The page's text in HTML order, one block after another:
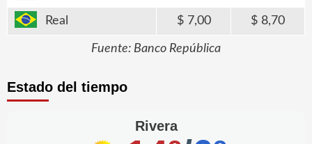
Real 7,00 8,70
Fuente: Banco República
Estado del tiempo
Rivera